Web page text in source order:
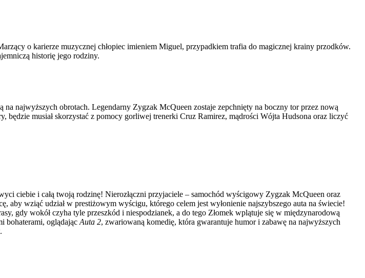
o karierze muzycznej chłopiec imieniem Miguel, przypadkiem trafia do magicznej krainy przodków.
historię jego rodziny.
najwyższych obrotach. Legendarny Zygzak McQueen zostaje zepchnięty na boczny tor przez nową
musiał skorzystać z pomocy gorliwej trenerki Cruz Ramirez, mądrości Wójta Hudsona oraz liczyć
ciebie i całą twoją rodzinę! Nierozłączni przyjaciele – samochód wyścigowy Zygzak McQueen oraz
wziąć udział w prestiżowym wyścigu, którego celem jest wyłonienie najszybszego auta na świecie!
gdy wokół czyha tyle przeszkód i niespodzianek, a do tego Złomek wplątuje się w międzynarodową
bohaterami, oglądając Auta 2, zwariowaną komedię, która gwarantuje humor i zabawę na najwyższych
.